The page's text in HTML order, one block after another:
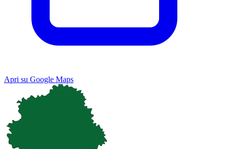
Apri su Google Maps
Map Satellite
Keyboard shortcuts